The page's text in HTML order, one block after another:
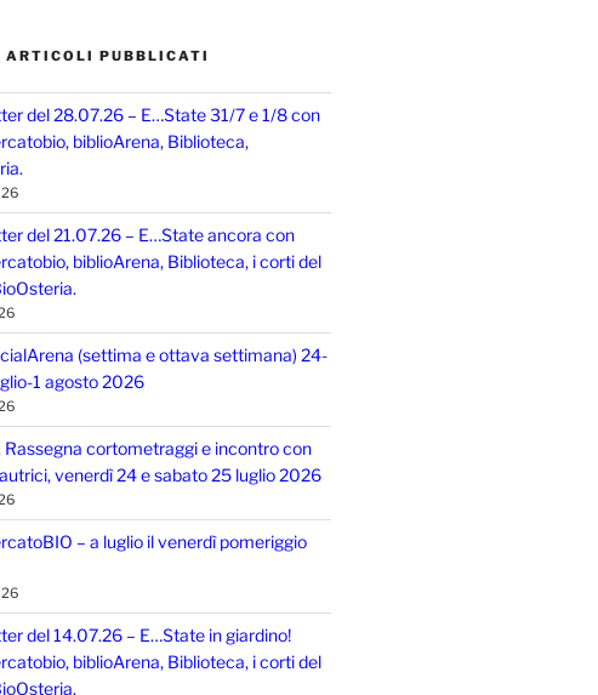
ARTICOLI PUBBLICATI
del 28.07.26 – E…State 31/7 e 1/8 con
biblioArena, Biblioteca,
del 21.07.26 – E…State ancora con
biblioArena, Biblioteca, i corti del
(settima e ottava settimana) 24-
1 agosto 2026
Rassegna cortometraggi e incontro con
venerdì 24 e sabato 25 luglio 2026
– a luglio il venerdì pomeriggio
del 14.07.26 – E…State in giardino!
biblioArena, Biblioteca, i corti del